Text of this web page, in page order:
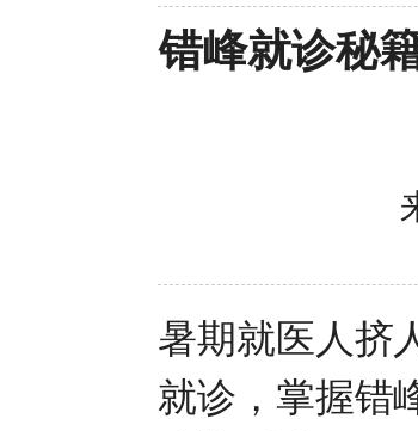
错峰就诊秘
暑期就医人挤
就诊，掌握错